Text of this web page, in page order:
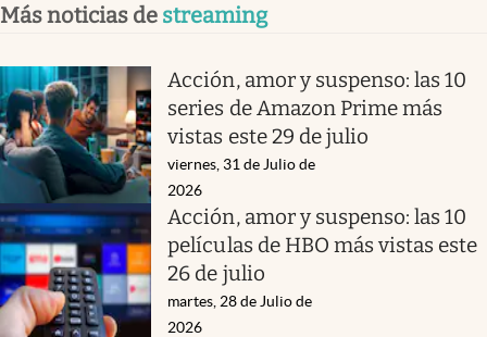
Más noticias de streaming
Acción, amor y suspenso: las 10
series de Amazon Prime más
vistas este 29 de julio
viernes, 31 de Julio de
2026
Acción, amor y suspenso: las 10
películas de HBO más vistas este
26 de julio
martes, 28 de Julio de
2026